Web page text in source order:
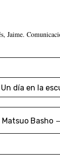
Jaime.
día en la
Matsuo Basho